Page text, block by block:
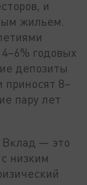
и
жильем.
годовых
депозиты
приносят 8–
пару лет
Вклад — это
низким